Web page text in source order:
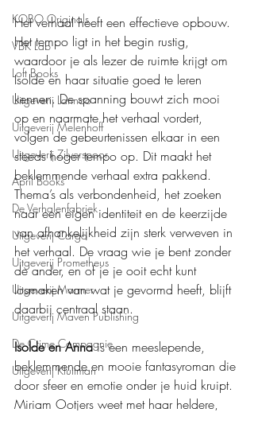
KOBO Originals
VBK Lab
Loft Books
Uitgeverij Lannoo
Uitgeverij Melenhoff
Uitgeverij Zilverspoor
April Books
De Verhalenfabriek
Uitgeverij Cargo
Uitgeverij Prometheus
Uitgeverij Marmer
Uitgeverij Maven Publishing
De Crime Compagnie
Uitgeverij Kluitman
Het verhaal heeft een effectieve opbouw.
Het tempo ligt in het begin rustig,
waardoor je als lezer de ruimte krijgt om
Isolde en haar situatie goed te leren
kennen. De spanning bouwt zich mooi
op en naarmate het verhaal vordert,
volgen de gebeurtenissen elkaar in een
steeds hoger tempo op. Dit maakt het
beklemmende verhaal extra pakkend.
Thema’s als verbondenheid, het zoeken
naar een eigen identiteit en de keerzijde
van afhankelijkheid zijn sterk verweven in
het verhaal. De vraag wie je bent zonder
de ander, en of je je ooit echt kunt
losmaken van wat je gevormd heeft, blijft
daarbij centraal staan.
Isolde en Anna is een meeslepende,
beklemmende en mooie fantasyroman die
door sfeer en emotie onder je huid kruipt.
Miriam Ootjers weet met haar heldere,